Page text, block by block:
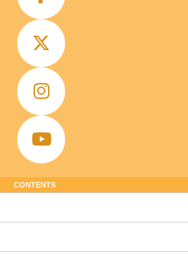
CONTENTS